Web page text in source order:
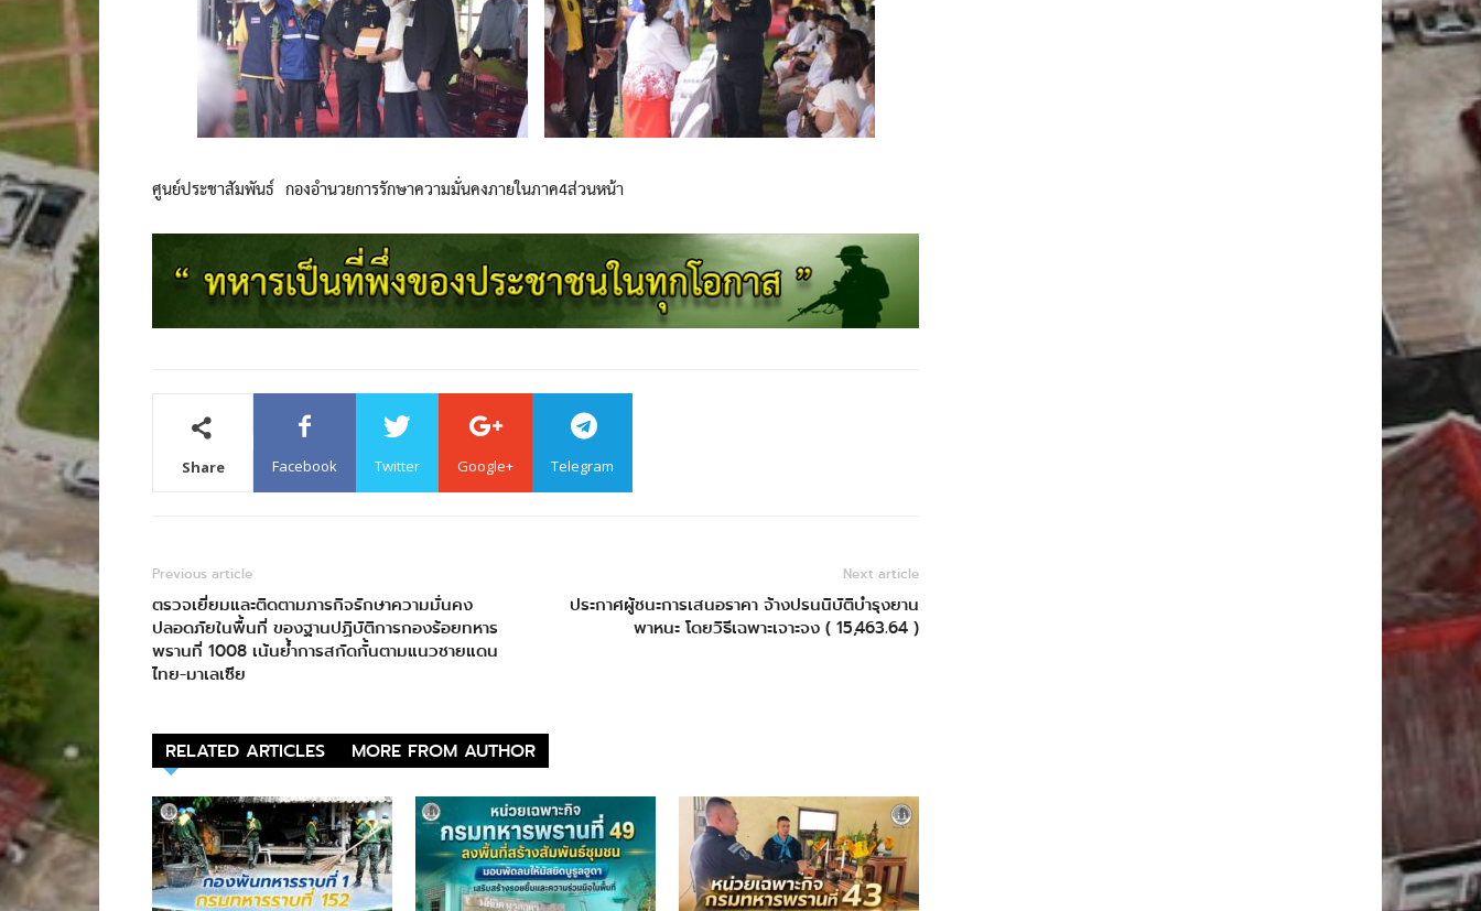
ศูนย์ประชาสัมพันธ์ กองอำนวยการรักษาความมั่นคงภายในภาค4ส่วนหน้า
Share Facebook Twitter Google+ Telegram
Previous article
ตรวจเยี่ยมและติดตามภารกิจรักษาความมั่นคง
ปลอดภัยในพื้นที่ ของฐานปฏิบัติการกองร้อยทหาร
พรานที่ 1008 เน้นย้ำการสกัดกั้นตามแนวชายแดน
ไทย-มาเลเซีย
Next article
ประกาศผู้ชนะการเสนอราคา จ้างปรนนิบัติบำรุงยาน
พาหนะ โดยวิธีเฉพาะเจาะจง ( 15,463.64 )
RELATED ARTICLES MORE FROM AUTHOR